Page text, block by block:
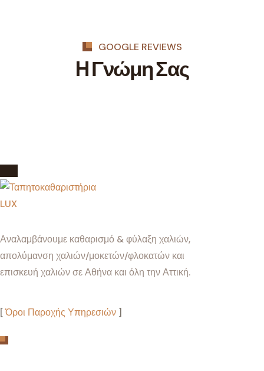
GOOGLE REVIEWS
H Γνώμη Σας
Αναλαμβάνουμε καθαρισμό & φύλαξη χαλιών,
απολύμανση χαλιών/μοκετών/φλοκατών και
επισκευή χαλιών σε Αθήνα και όλη την Αττική.
[Όροι Παροχής Υπηρεσιών ]